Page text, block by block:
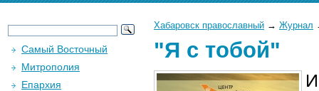
Хабаровск православный → Журнал
"Я с тобой"
Самый Восточный
Митрополия
Епархия